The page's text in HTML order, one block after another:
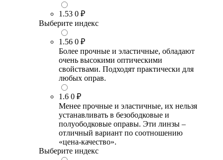
1.53 0 ₽
Выберите индекс
1.56 0 ₽
Более прочные и эластичные, обладают
очень высокими оптическими
свойствами. Подходят практически для
любых оправ.
1.6 0 ₽
Менее прочные и эластичные, их нельзя
устанавливать в безободковые и
полуободковые оправы. Эти линзы –
отличный вариант по соотношению
«цена-качество».
Выберите индекс